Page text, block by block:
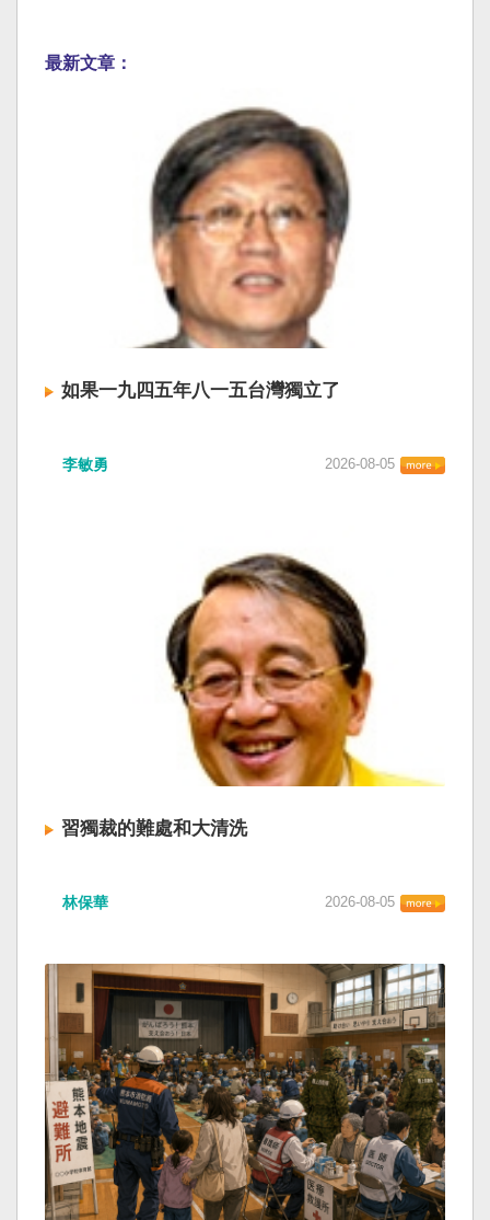
最新文章：
如果一九四五年八一五台灣獨立了
李敏勇 2026-08-05
習獨裁的難處和大清洗
林保華 2026-08-05